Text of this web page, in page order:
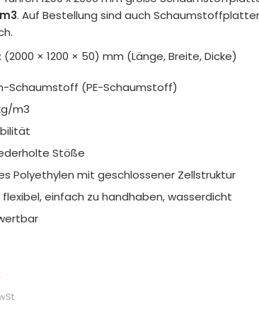
. Auf Bestellung sind auch
× 1200 × 50) mm (Länge, Breite, Dicke)
Schaumstoff (PE-Schaumstoff)
m3
Stöße
Polyethylen mit geschlossener Zellstruktur
flexibel, einfach zu handhaben, wasserdicht